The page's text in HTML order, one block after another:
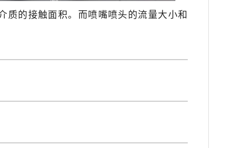
质的接触面积。而喷嘴喷头的流量大小和